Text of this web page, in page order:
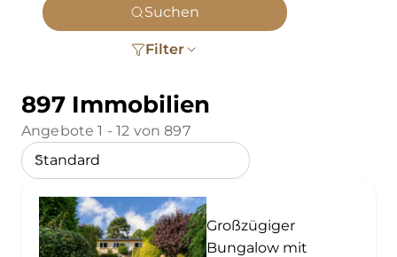
Suchen
Filter
897 Immobilien
Angebote 1 - 12 von 897
Großzügiger
Bungalow mit